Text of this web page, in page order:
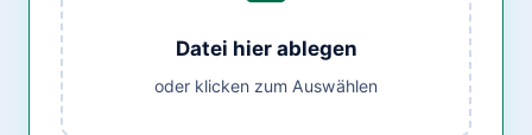
Datei hier ablegen
oder klicken zum Auswählen